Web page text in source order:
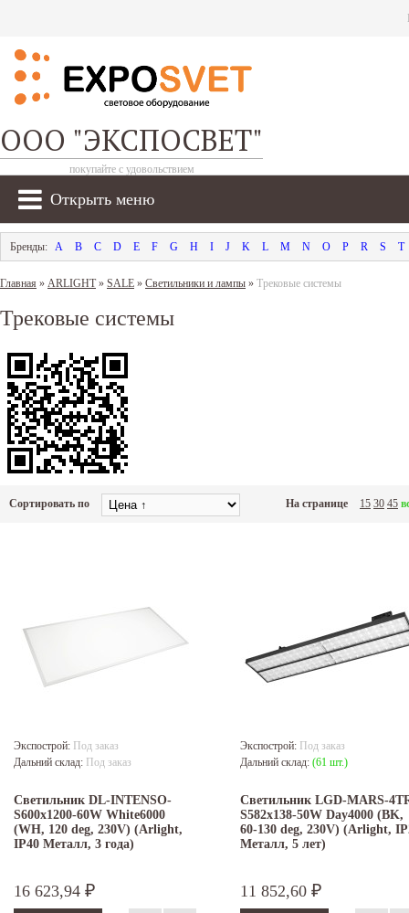
ООО "ЭКСПОСВЕТ"
покупайте с удовольствием
Открыть меню
A B C D E F G H I J K L M N O P R S T
Главная » ARLIGHT» SALE » Светильники и лампы » Трековые системы
Трековые системы
Сортировать по На странице 15 30 45
Экспострой: Под заказ
Дальний склад: Под заказ
Светильник DL-INTENSO-
S600x1200-60W White6000
(WH, 120 deg, 230V) (Arlight,
IP40 Металл, 3 года)
16 623,94 ₽
Экспострой: Под заказ
Дальний склад: (61 шт.)
Светильник LGD-MARS-
S582x138-50W Day4000 (BK,
60-130 deg, 230V) (Arlight,
Металл, 5 лет)
11 852,60 ₽